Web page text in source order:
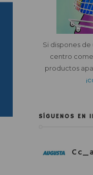
Si dispones
centro
productos
SÍGUENOS EN